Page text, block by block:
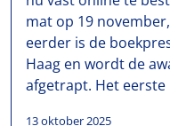
mat op 19
eerder is de
Haag en wordt de
afgetrapt. Het
13 oktober 2025